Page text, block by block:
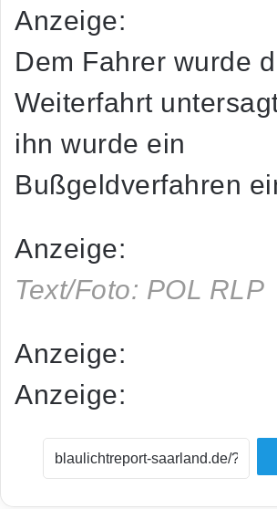
Anzeige:
Dem Fahrer wurde
Weiterfahrt
ihn wurde ein
Bußgeldverfahren
Anzeige:
Text/Foto: POL RLP
Anzeige:
Anzeige: